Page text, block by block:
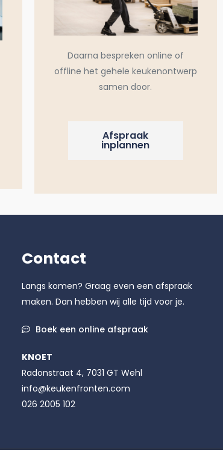
Daarna bespreken online of
offline het gehele keukenontwerp
samen door.
Afspraak
inplannen
Contact
Langs komen? Graag even een afspraak
maken. Dan hebben wij alle tijd voor je.
Boek een online afspraak
KNOET
Radonstraat 4, 7031 GT Wehl
info@keukenfronten.com
026 2005 102